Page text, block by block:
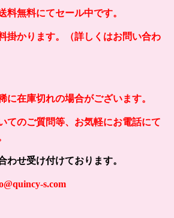
料無料にてセール中です。
掛かります。（詳しくはお問い合わ
に在庫切れの場合がございます。
てのご質問等、お気軽にお電話にて
せ受け付けております。
s.com